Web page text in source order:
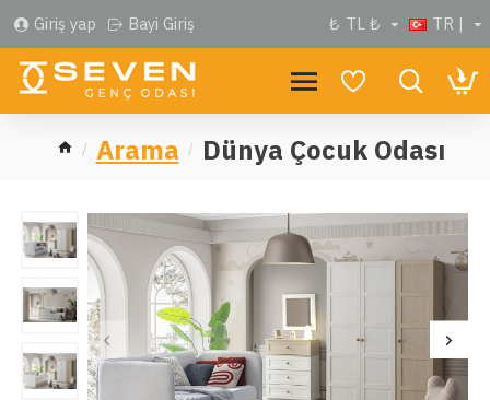
Giriş yap Bayi Giriş ₺ TL ₺ TR |
Arama Dünya Çocuk Odası